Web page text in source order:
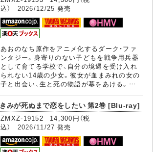
込） 2026/12/25 発売
あおのなち原作をアニメ化するダーク・ファ
ンタジー。身寄りのない子どもを戦争用兵器
として育てる学校で、自分の境遇を受け入れ
られない14歳の少女。彼女が血まみれの女の
子と出会い、生と死の物語が幕をあける。…
きみが死ぬまで恋をしたい 第2巻 [Blu-ray]
ZMXZ-19152 14,300円（税
込） 2026/11/27 発売